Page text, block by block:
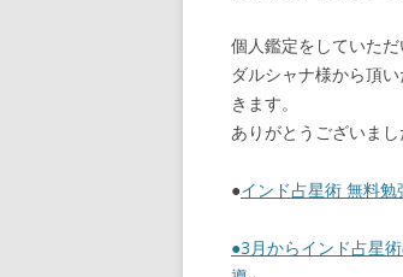
個人鑑定をしていた
ダルシャナ様から頂
きます。
ありがとうございまし
●インド占星術 無料勉
●3月からインド占星